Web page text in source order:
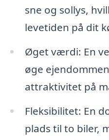
sne og sollys,
levetiden på dit
Øget værdi: En
øge
attraktivitet på
Fleksibilitet: En
plads til to biler,